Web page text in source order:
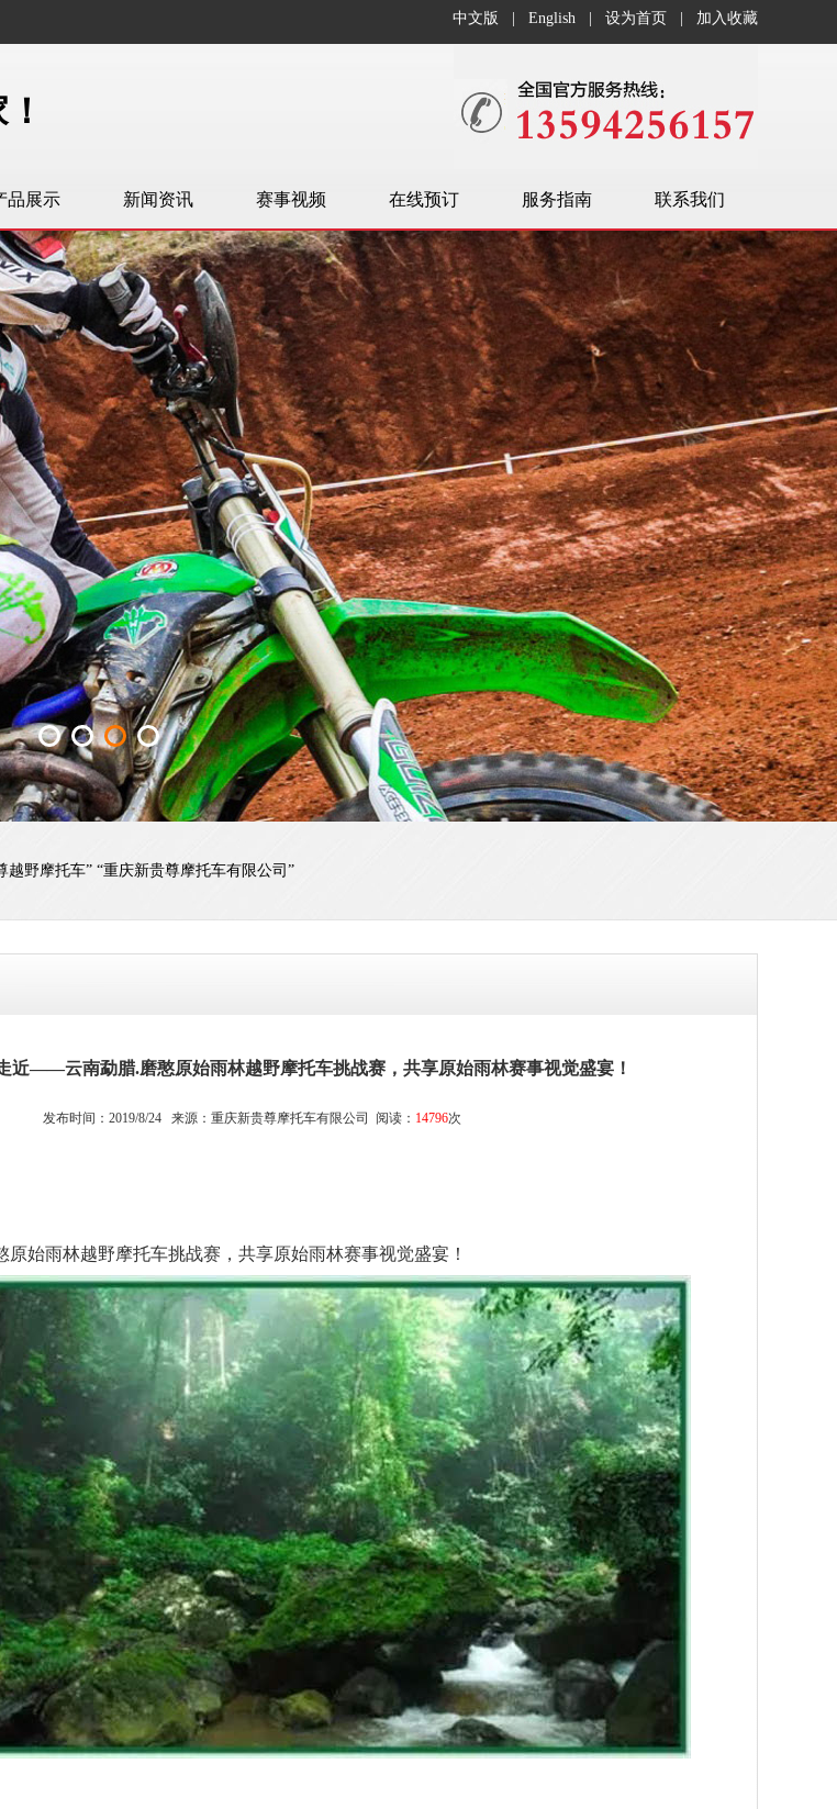
中文版 English 设为首页 加入收藏
品展示 新闻资讯 赛事视频 在线预订 服务指南 联系我们
越野摩托车” “重庆新贵尊摩托车有限公司”
近——云南勐腊.磨憨原始雨林越野摩托车挑战赛，共享原始雨林赛事视觉盛宴！
发布时间：2019/8/24 来源： 重庆新贵尊摩托车有限公司 阅读： 14796次
雨林越野摩托车挑战赛，共享原始雨林赛事视觉盛宴！